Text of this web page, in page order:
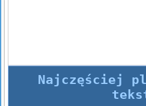
Najczęściej